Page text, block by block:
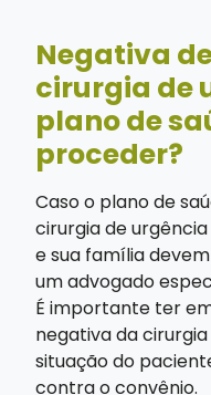
Negativa
cirurgia de
plano de
proceder?
Caso o plano de
cirurgia de
e sua família
um advogado
É importante ter
negativa da
situação do
contra o convênio.